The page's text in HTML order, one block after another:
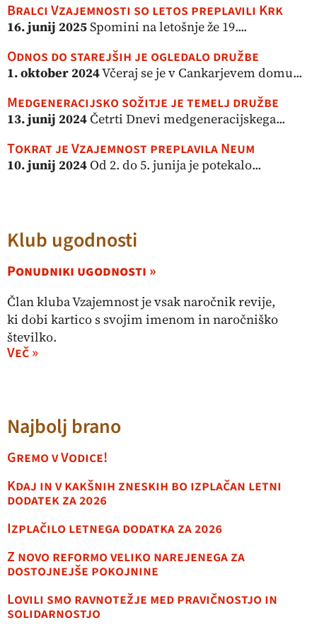
Bralci Vzajemnosti so letos preplavili Krk
16. junij 2025Spomini na letošnje že 19....
Odnos do starejših je ogledalo družbe
1. oktober 2024Včeraj se je v Cankarjevem domu...
Medgeneracijsko sožitje je temelj družbe
13. junij 2024Četrti Dnevi medgeneracijskega...
Tokrat je Vzajemnost preplavila Neum
10. junij 2024Od 2. do 5. junija je potekalo...
Klub ugodnosti
Ponudniki ugodnosti »
Član kluba Vzajemnost je vsak naročnik revije,
ki dobi kartico s svojim imenom in naročniško
številko.
Več »
Najbolj brano
Gremo v Vodice!
Kdaj in v kakšnih zneskih bo izplačan letni
dodatek za 2026
Izplačilo letnega dodatka za 2026
Z novo reformo veliko narejenega za
dostojnejše pokojnine
Lovili smo ravnotežje med pravičnostjo in
solidarnostjo